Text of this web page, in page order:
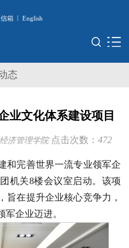
箱 | English
态
业文化体系建设项目
经济管理学院 点击次数： 472
和完善世界一流专业领军企
机关8楼会议室启动。该项
旨在提升企业核心竞争力，
企业迈进。